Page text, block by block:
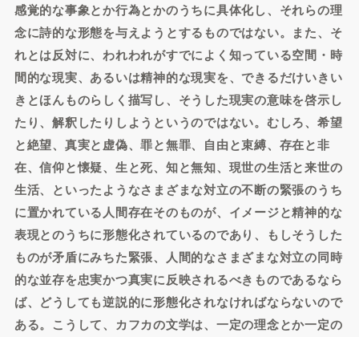
感覚的な事象とか行為とかのうちに具体化し、それらの理
念に詩的な形態を与えようとするものではない。また、そ
れとは反対に、われわれがすでによく知っている空間・時
間的な現実、あるいは精神的な現実を、できるだけいきい
きとほんものらしく描写し、そうした現実の意味を啓示し
たり、解釈したりしようというのではない。むしろ、希望
と絶望、真実と虚偽、罪と無罪、自由と束縛、存在と非
在、信仰と懐疑、生と死、知と無知、現世の生活と来世の
生活、といったようなさまざまな対立の不断の緊張のうち
に置かれている人間存在そのものが、イメージと精神的な
表現とのうちに形態化されているのであり、もしそうした
ものが矛盾にみちた緊張、人間的なさまざまな対立の同時
的な並存を忠実かつ真実に反映されるべきものであるなら
ば、どうしても逆説的に形態化されなければならないので
ある。こうして、カフカの文学は、一定の理念とか一定の